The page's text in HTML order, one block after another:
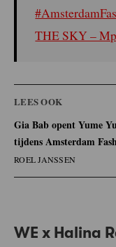
THE SKY –
LEES OOK
Gia Bab opent Yume
tijdens Amsterdam
ROEL JANSSEN
WE x Halina